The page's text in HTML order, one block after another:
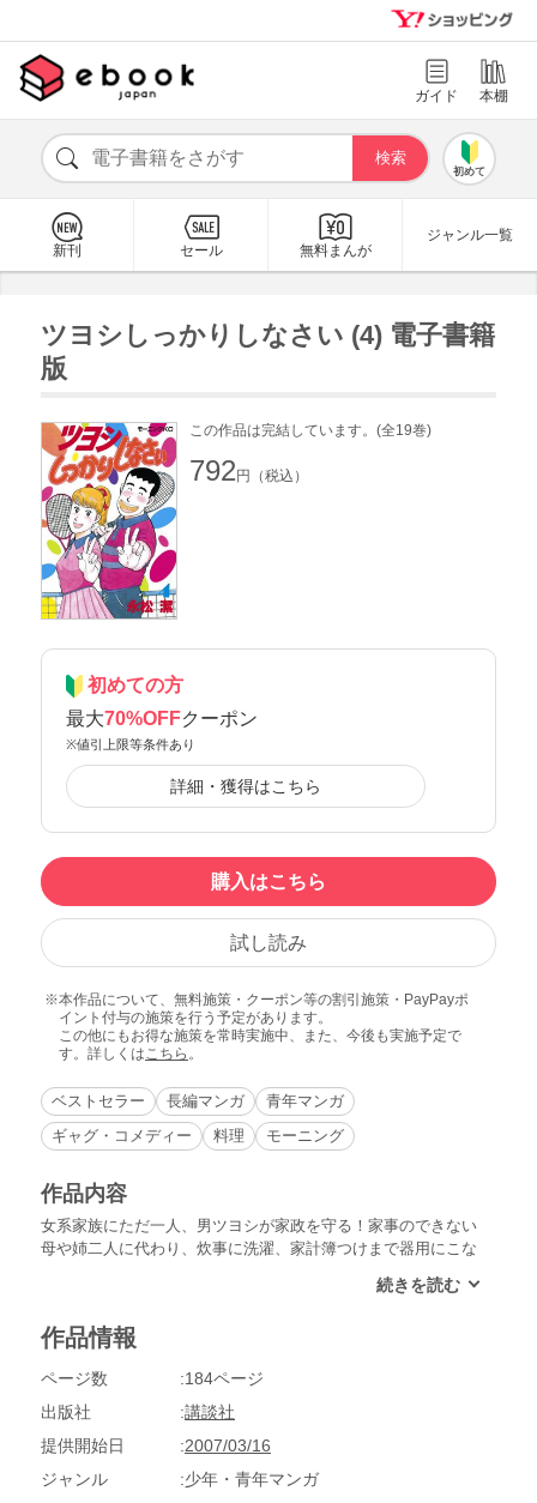
ガイド 本棚
初めて
新刊 セール 無料まんが
ジャンル一覧
ツヨシしっかりしなさい (4) 電子書籍
版
この作品は完結しています。(全19巻)
792 円（税込）
初めての方
最大70%OFFクーポン
※値引上限等条件あり
詳細・獲得はこちら
購入はこちら
試し読み
本作品について、無料施策・クーポン等の割引施策・PayPayポ
イント付与の施策を行う予定があります。
この他にもお得な施策を常時実施中、また、今後も実施予定で
す。詳しくはこちら 。
ベストセラー 長編マンガ
青年マンガ
ギャグ・コメディー
料理 モーニング
作品内容
女系家族にただ一人、男ツヨシが家政を守る！家事のできない
母や姉二人に代わり、炊事に洗濯、家計簿つけまで器用にこな
第４巻。世間では「美人なお姉さま」像を崩さない姉・恵子だ
丸め込もうとするが、ついにツケが現れて……。井川家コメデ
に舞う!?
作品情報
ページ数
184ページ
出版社
講談社
提供開始日
2007/03/16
ジャンル
少年・青年マンガ